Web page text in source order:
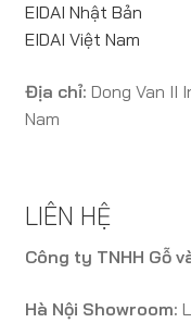
EIDAI Nhật Bản
EIDAI Việt Nam
Địa chỉ: Dong Van II
Nam
LIÊN HỆ
Công ty TNHH Gỗ
Hà Nội Showroom: